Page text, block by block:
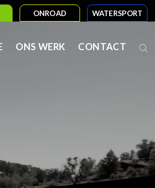
ONROAD WATERSPORT
ONS WERK CONTACT